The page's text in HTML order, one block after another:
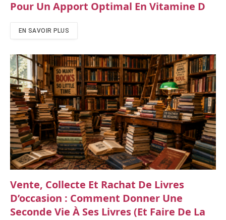
Pour Un Apport Optimal En Vitamine D
EN SAVOIR PLUS
Vente, Collecte Et Rachat De Livres
D’occasion : Comment Donner Une
Seconde Vie À Ses Livres (et Faire De La